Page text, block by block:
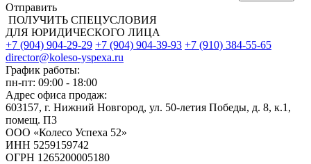
Отправить
ПОЛУЧИТЬ СПЕЦУСЛОВИЯ
ДЛЯ ЮРИДИЧЕСКОГО ЛИЦА
+7 (904) 904-29-29 +7 (904) 904-39-93 +7 (910) 384-55-65
director@koleso-yspexa.ru
График работы:
пн-пт: 09:00 - 18:00
Адрес офиса продаж:
603157, г. Нижний Новгород, ул. 50-летия Победы, д. 8, к.1,
помещ. П3
ООО «Колесо Успеха 52»
ИНН 5259159742
ОГРН 1265200005180